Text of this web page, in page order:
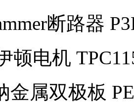
断路器
顿电机
金属双极板